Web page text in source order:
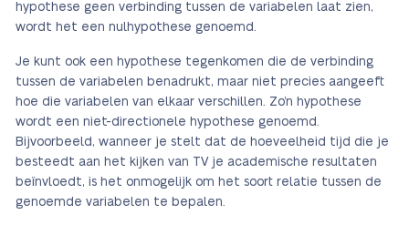
hypothese geen verbinding tussen de variabelen laat zien,
wordt het een nulhypothese genoemd.
Je kunt ook een hypothese tegenkomen die de verbinding
tussen de variabelen benadrukt, maar niet precies aangeeft
hoe die variabelen van elkaar verschillen. Zo’n hypothese
wordt een niet-directionele hypothese genoemd.
Bijvoorbeeld, wanneer je stelt dat de hoeveelheid tijd die je
besteedt aan het kijken van TV je academische resultaten
beïnvloedt, is het onmogelijk om het soort relatie tussen de
genoemde variabelen te bepalen.